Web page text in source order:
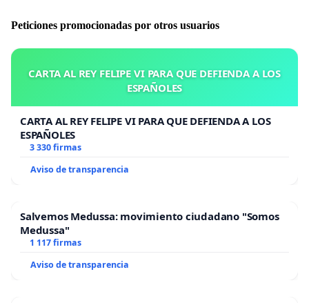
Peticiones promocionadas por otros usuarios
CARTA AL REY FELIPE VI PARA QUE DEFIENDA A LOS
ESPAÑOLES
CARTA AL REY FELIPE VI PARA QUE DEFIENDA A LOS
ESPAÑOLES
3 330 firmas
Aviso de transparencia
Salvemos Medussa: movimiento ciudadano "Somos
Medussa"
1 117 firmas
Aviso de transparencia